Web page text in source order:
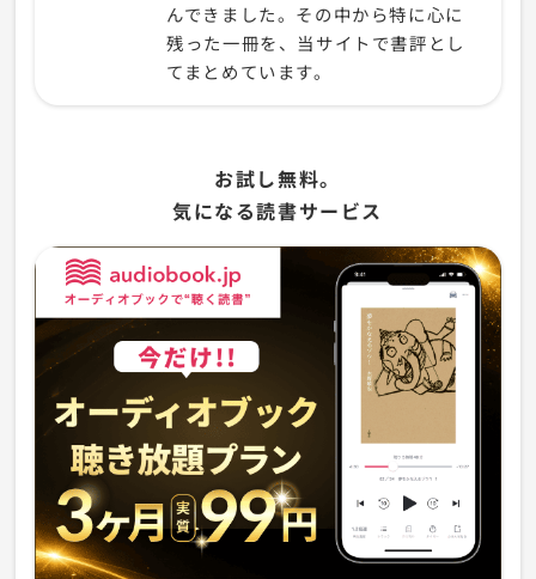
んできました。その中から特に心に
残った一冊を、当サイトで書評とし
てまとめています。
お試し無料。
気になる読書サービス